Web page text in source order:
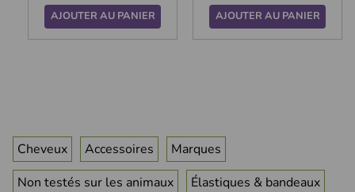
AJOUTER AU PANIER AJOUTER AU PANIER
Cheveux Accessoires
Marques
Non testés sur les animaux
Élastiques & bandeaux